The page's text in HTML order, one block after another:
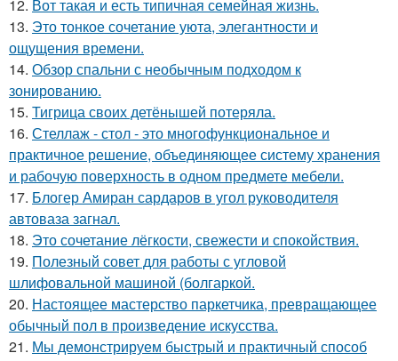
12. Вот такая и есть типичная семейная жизнь.
13. Это тонкое сочетание уюта, элегантности и
ощущения времени.
14. Обзор спальни с необычным подходом к
зонированию.
15. Тигрица своих детёнышей потеряла.
16. Стеллаж - стол - это многофункциональное и
практичное решение, объединяющее систему хранения
и рабочую поверхность в одном предмете мебели.
17. Блогер Амиран сардаров в угол руководителя
автоваза загнал.
18. Это сочетание лёгкости, свежести и спокойствия.
19. Полезный совет для работы с угловой
шлифовальной машиной (болгаркой.
20. Настоящее мастерство паркетчика, превращающее
обычный пол в произведение искусства.
21. Мы демонстрируем быстрый и практичный способ